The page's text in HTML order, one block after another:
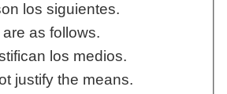
los siguientes.
as follows.
los medios.
justify the means.